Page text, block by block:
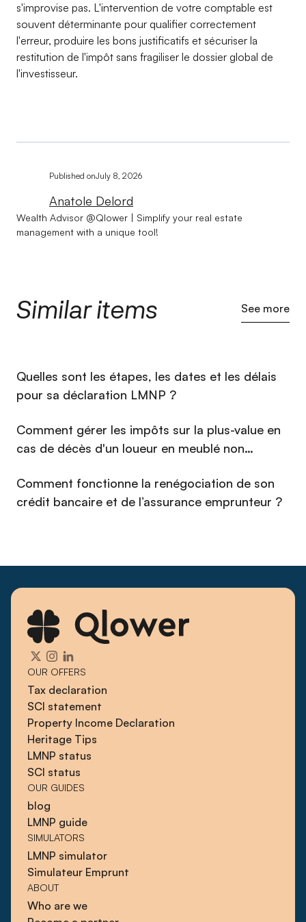
s'improvise pas. L'intervention de votre comptable est
souvent déterminante pour qualifier correctement
l'erreur, produire les bons justificatifs et sécuriser la
restitution de l'impôt sans fragiliser le dossier global de
l'investisseur.
Published onJuly 8, 2026
Anatole Delord
Wealth Advisor @Qlower | Simplify your real estate
management with a unique tool!
Similar items See more
⁠Quelles sont les étapes, les dates et les délais
pour sa déclaration LMNP ?
Comment gérer les impôts sur la plus-value en
cas de décès d'un loueur en meublé non
Comment fonctionne la renégociation de son
crédit bancaire et de l’assurance emprunteur ?
OUR OFFERS
Tax declaration
SCI statement
Property Income Declaration
Heritage Tips
LMNP status
SCI status
OUR GUIDES
blog
LMNP guide
SIMULATORS
LMNP simulator
Simulateur Emprunt
ABOUT
Who are we